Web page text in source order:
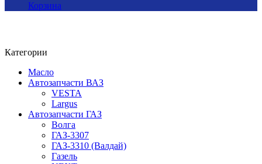
Корзина
Категории
Масло
Автозапчасти ВАЗ
VESTA
Largus
Автозапчасти ГАЗ
Волга
ГАЗ-3307
ГАЗ-3310 (Валдай)
Газель